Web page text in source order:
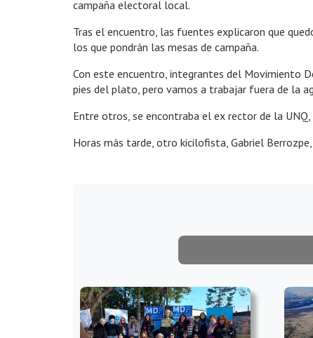
campaña electoral local.
Tras el encuentro, las fuentes explicaron que
los que pondrán las mesas de campaña.
Con este encuentro, integrantes del Movimiento
pies del plato, pero vamos a trabajar fuera de la
Entre otros, se encontraba el ex rector de la
Horas más tarde, otro kicilofista, Gabriel